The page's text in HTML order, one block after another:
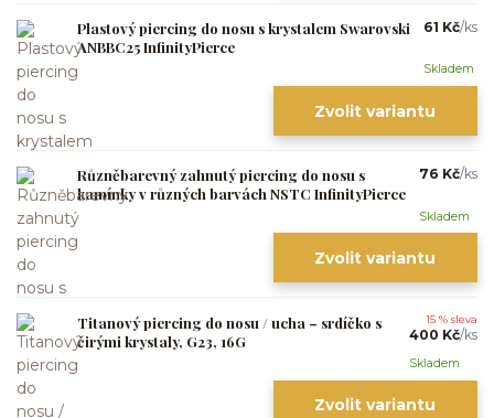
Plastový piercing do nosu s krystalem Swarovski
ANBBC25 InfinityPierce
61 Kč/ks
Skladem
Zvolit variantu
Různěbarevný zahnutý piercing do nosu s
kamínky v různých barvách NSTC InfinityPierce
76 Kč/ks
Skladem
Zvolit variantu
Titanový piercing do nosu / ucha – srdíčko s
čirými krystaly, G23, 16G
15 % sleva
400 Kč/ks
Skladem
Zvolit variantu